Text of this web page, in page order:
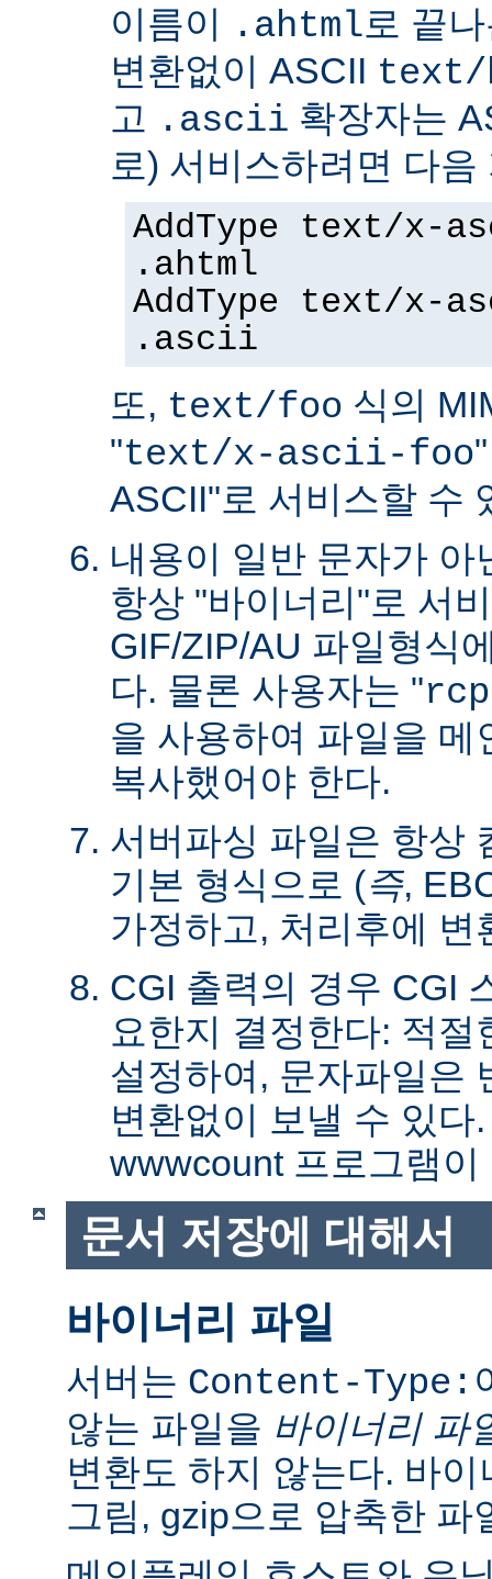
이름이 .ahtml로 끝
변환없이 ASCII text/
고 .ascii 확장자는
로) 서비스하려면 다
AddType text/x-
.ahtml
AddType text/x-
.ascii
또, text/foo 식의
"text/x-ascii-foo
ASCII"로 서비스할 수
내용이 일반 문자가 아
항상 "바이너리"로 서
GIF/ZIP/AU 파일형식
다. 물론 사용자는 "
을 사용하여 파일을 메
복사했어야 한다.
서버파싱 파일은 항상
기본 형식으로 (즉,
가정하고, 처리후에 변
CGI 출력의 경우 CGI
요한지 결정한다: 적
설정하여, 문자파일은
변환없이 보낼 수 있다
wwwcount 프로그램
문서 저장에 대해서
바이너리 파일
서버는 Content-Type:
않는 파일을 바이너리 파
변환도 하지 않는다. 바
그림, gzip으로 압축한 파